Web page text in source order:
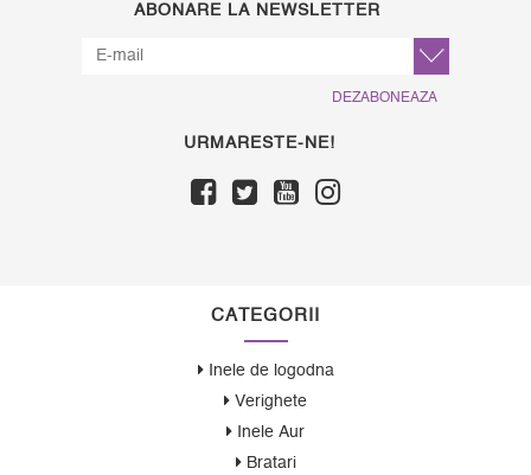
ABONARE LA NEWSLETTER
DEZABONEAZA
URMARESTE-NE!
CATEGORII
Inele de logodna
Verighete
Inele Aur
Bratari